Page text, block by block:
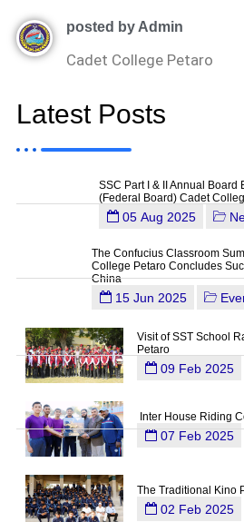
posted by Admin
Cadet College Petaro
Latest Posts
SSC Part I & II Annual
(Federal Board) Cadet
05 Aug 2025
The Confucius Classroom
College Petaro Concludes
China
15 Jun 2025
Visit of SST School
Petaro
09 Feb 2025
Inter House Riding
07 Feb 2025
The Traditional Kino
02 Feb 2025